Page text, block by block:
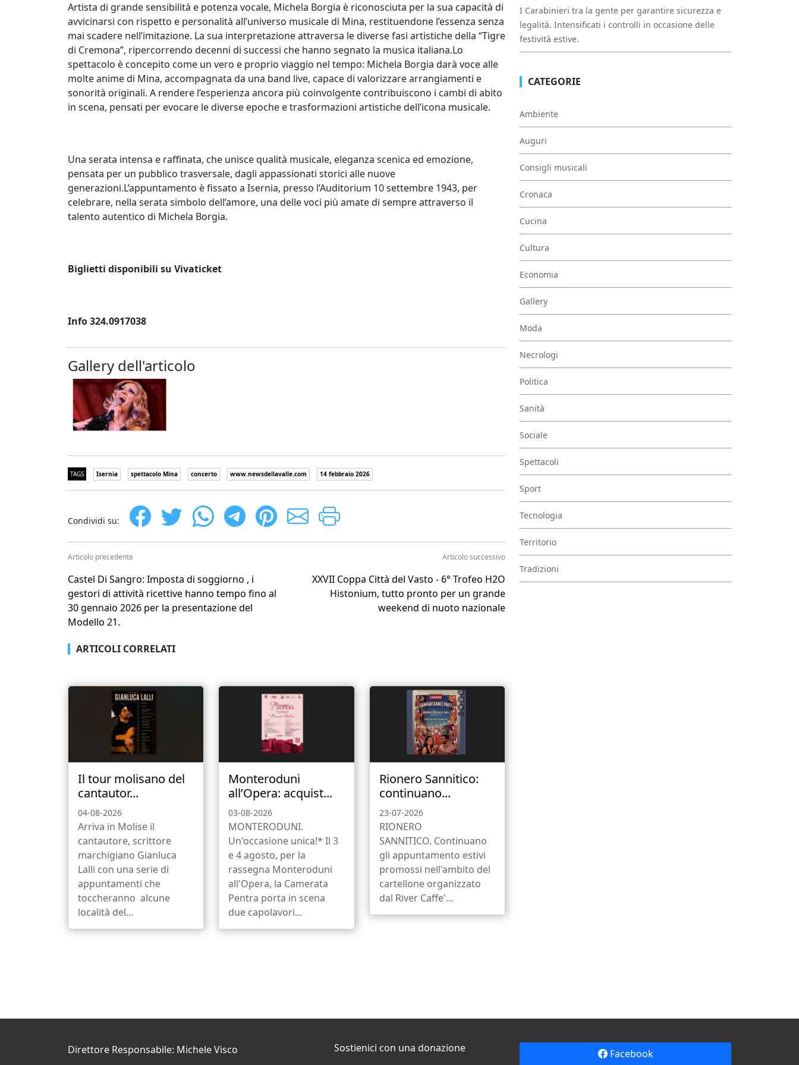
Artista di grande sensibilità e potenza vocale, Michela Borgia è riconosciuta per la sua capacità di
avvicinarsi con rispetto e personalità all’universo musicale di Mina, restituendone l’essenza senza
mai scadere nell’imitazione. La sua interpretazione attraversa le diverse fasi artistiche della “Tigre
di Cremona”, ripercorrendo decenni di successi che hanno segnato la musica italiana.Lo
spettacolo è concepito come un vero e proprio viaggio nel tempo: Michela Borgia darà voce alle
molte anime di Mina, accompagnata da una band live, capace di valorizzare arrangiamenti e
sonorità originali. A rendere l’esperienza ancora più coinvolgente contribuiscono i cambi di abito
in scena, pensati per evocare le diverse epoche e trasformazioni artistiche dell’icona musicale.
Una serata intensa e raffinata, che unisce qualità musicale, eleganza scenica ed emozione,
pensata per un pubblico trasversale, dagli appassionati storici alle nuove
generazioni.L’appuntamento è fissato a Isernia, presso l’Auditorium 10 settembre 1943, per
celebrare, nella serata simbolo dell’amore, una delle voci più amate di sempre attraverso il
talento autentico di Michela Borgia.
Biglietti disponibili su Vivaticket
Info 324.0917038
Gallery dell'articolo
TAGS Isernia spettacolo Mina concerto www.newsdellavalle.com 14 febbraio 2026
Condividi su:
Articolo precedente
Castel Di Sangro: Imposta di soggiorno , i
gestori di attività ricettive hanno tempo fino al
30 gennaio 2026 per la presentazione del
Modello 21.
Articolo successivo
XXVII Coppa Città del Vasto - 6° Trofeo H2O
Histonium, tutto pronto per un grande
weekend di nuoto nazionale
ARTICOLI CORRELATI
Il tour molisano del
cantautor...
04-08-2026
Arriva in Molise il
cantautore, scrittore
marchigiano Gianluca
Lalli con una serie di
appuntamenti che
toccheranno alcune
località del...
Monteroduni
all’Opera: acquist...
03-08-2026
MONTERODUNI.
Un'occasione unica!* Il 3
e 4 agosto, per la
rassegna Monteroduni
all'Opera, la Camerata
Pentra porta in scena
due capolavori...
Rionero Sannitico:
continuano...
23-07-2026
RIONERO
SANNITICO. Continuano
gli appuntamento estivi
promossi nell'ambito del
cartellone organizzato
dal River Caffe'...
I Carabinieri tra la gente per garantire sicurezza e
legalità. Intensificati i controlli in occasione delle
festività estive.
CATEGORIE
Ambiente
Auguri
Consigli musicali
Cronaca
Cucina
Cultura
Economia
Gallery
Moda
Necrologi
Politica
Sanità
Sociale
Spettacoli
Sport
Tecnologia
Territorio
Tradizioni
Direttore Responsabile: Michele Visco Sostienici con una donazione Facebook